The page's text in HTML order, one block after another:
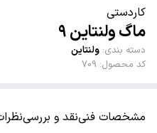
کاردستی
ماگ ولنتاین 9
دسته بندی: ولنتاین
کد محصول:
709
مشخصات فنینقد و بررسی